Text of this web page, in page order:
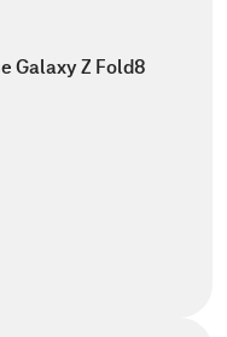
Galaxy Z Fold8